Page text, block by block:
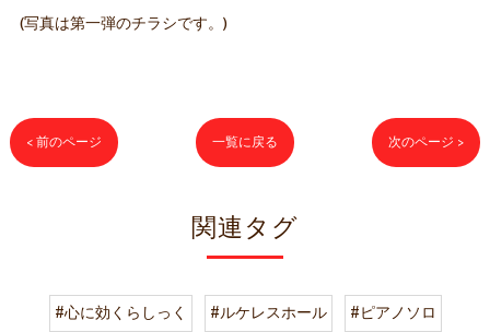
(写真は第一弾のチラシです。)
< 前のページ 一覧に戻る 次のページ >
関連タグ
#心に効くらしっく #ルケレスホール
#ピアノソロ